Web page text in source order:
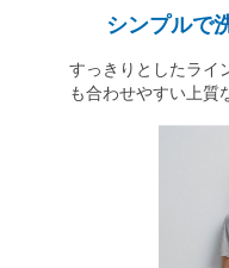
シンプルで
すっきりとしたライ
も合わせやすい上質